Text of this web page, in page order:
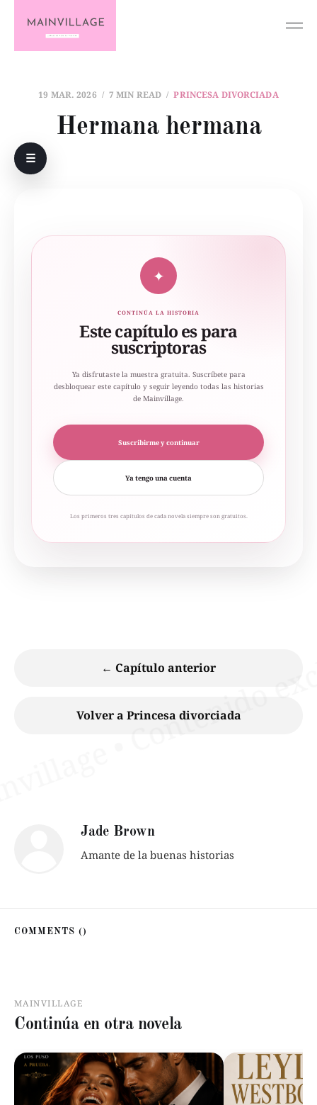
19 MAR. 2026 7 MIN READ PRINCESA DIVORCIADA
Hermana hermana
☰
✦
CONTINÚA LA HISTORIA
Este capítulo es para
suscriptoras
Ya disfrutaste la muestra gratuita. Suscríbete para
desbloquear este capítulo y seguir leyendo todas las historias
de Mainvillage.
Suscribirme y continuar
Ya tengo una cuenta
Los primeros tres capítulos de cada novela siempre son gratuitos.
← Capítulo anterior
Volver a Princesa divorciada
Jade Brown
Amante de la buenas historias
COMMENTS ()
MAINVILLAGE
Continúa en otra novela